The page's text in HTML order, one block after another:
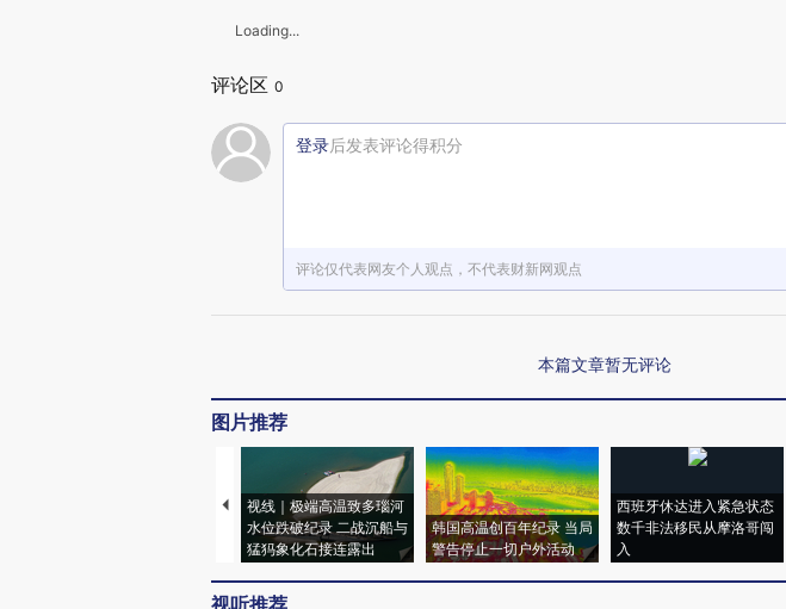
Loading...
评论区 0
登录后发表评论得积分
评论仅代表网友个人观点，不代表财新网观点
本篇文章暂无评论
图片推荐
视线｜极端高温致多瑙河
水位跌破纪录 二战沉船与
猛犸象化石接连露出
韩国高温创百年纪录 当局
警告停止一切户外活动
西班牙休达进入紧急状态
数千非法移民从摩洛哥闯
入
视听推荐